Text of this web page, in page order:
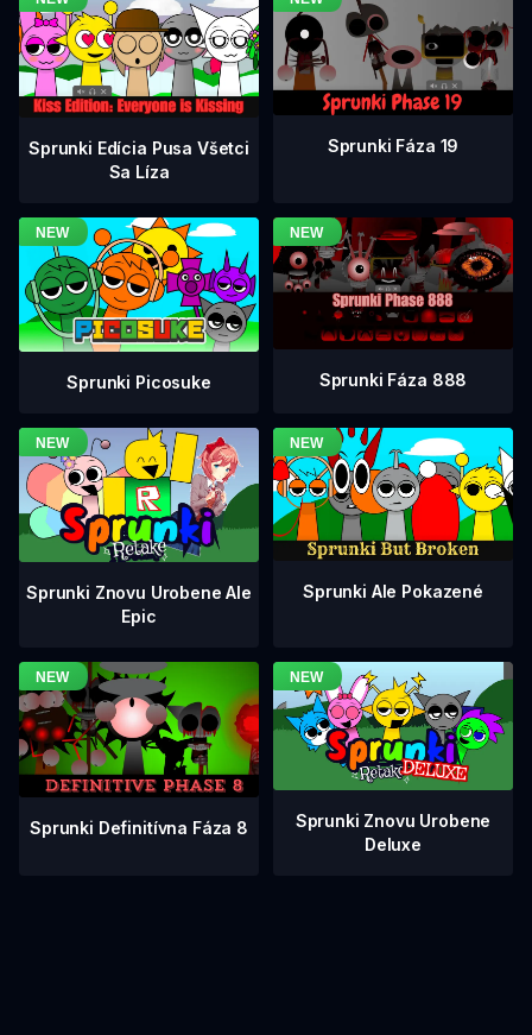
Sprunki Edícia Pusa Všetci
Sa Líza
Sprunki Fáza 19
Sprunki Picosuke Sprunki Fáza 888
Sprunki Znovu Urobene Ale
Epic
Sprunki Ale Pokazené
Sprunki Definitívna Fáza 8
Sprunki Znovu Urobene
Deluxe